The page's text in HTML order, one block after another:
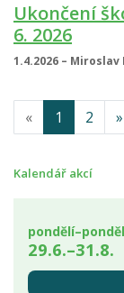
Ukončení
6. 2026
1.4.2026 – Miroslav
« 1 2 »
Kalendář akcí
29.6.–31.8.